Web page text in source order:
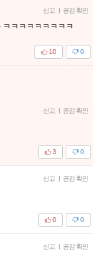
신고 | 공감 확인
ㅋㅋㅋㅋㅋㅋㅋㅋ
0
10
신고 | 공감 확인
0
3
신고 | 공감 확인
0
0
신고 | 공감 확인